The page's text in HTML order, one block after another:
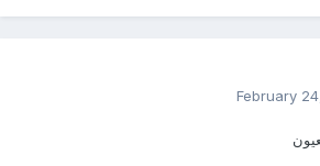
February